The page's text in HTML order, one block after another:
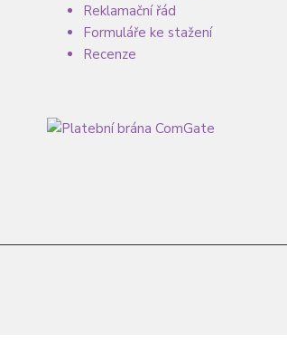
Reklamační řád
Formuláře ke stažení
Recenze